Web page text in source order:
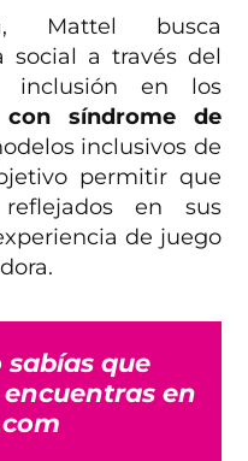
Mattel busca
social a través del
en los
síndrome de
inclusivos de
permitir que
en sus
de juego
sabías que
en